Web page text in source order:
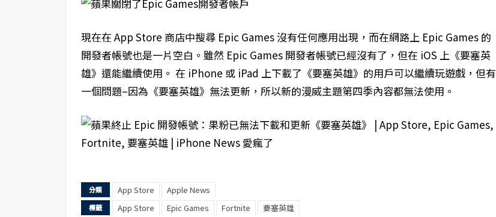
現在在 App Store 商店中搜尋 Epic Games 沒有任何應用出現，而在網路上 Epic Games 的
開發者帳號也是一片空白。雖然 Epic Games 開發者帳號已經沒有了，但在 iOS 上《要塞英
雄》還能繼續使用。 在 iPhone 或 iPad 上下載了《要塞英雄》的用戶可以繼續玩遊戲，但有
一個問題–因為《要塞英雄》無法更新，所以新的漫威主題第四季內容都無法使用。
分類 App Store Apple News
標籤 App Store Epic Games Fortnite 要塞英雄